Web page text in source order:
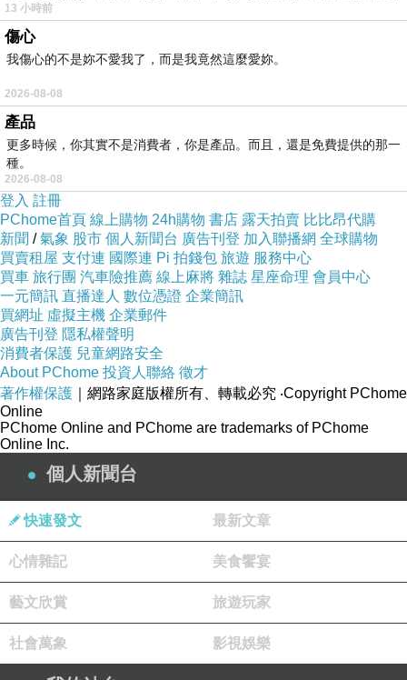
傑克，幸福總是來的這麼突然，但
年幼的傑克確診腦瘤，從原本良性到最後復發轉
為惡性腫瘤，做為父母的心路歷程，為了最後的
陪伴與治療意見分歧，至最終一起緬懷最愛的兒
子，如何從深淵一起爬起，努力站起來為自己也
為傑克活下去。
打動人心，那種椎心刺骨之痛，也只有經歷過才
知道，強調父親在家庭中的角色，陪伴孩子讀
書、玩樂、有空便帶著孩子到處走走，不再讓3C
產品當代理爸媽，凡事親力親為，畢竟孩子的童
年只有一次，無法重來，也因為只生一位，所以
父母將所有的愛都給予了他，但他突然的逝去，
讓雙親還沒做好準備將關愛收回，以至於往後幾
年都活在哀傷之中無法走出。
故事尾聲，描述痛失愛子後，除了反省還相
互指責，忘記對方與自己一樣痛苦，安娜堅強的
用忙碌與充實來淡化對稚子的思念，而羅伯卻過
著渾渾噩噩用酒買醉的生活，不一樣的處理方式
也令他們逐漸失去彼此...還好最終他們勇於面對
心中疙瘩，認錯與原諒使他們找回原本那份真摯
的愛情。
是部親情流露，卻無限感傷的小說，細膩的
描寫父母知道幼子即將離開人世的徬徨無助以及
看著他受到折磨而掩面痛哭，刻畫出父母與孩子
間不可抹殺的情感，表達對家人的愛要即時，孩
13 小時前
傷心
我傷心的不是妳不愛我了，而是我竟然這麼愛妳。
2026-08-08
產品
更多時候，你其實不是消費者，你是產品。而且，還是免費提供的那一
種。
2026-08-08
登入 註冊
PChome首頁 線上購物 24h購物 書店 露天拍賣 比比昂代購
新聞 /氣象 股市 個人新聞台 廣告刊登 加入聯播網 全球購物
買賣租屋 支付連 國際連 Pi 拍錢包 旅遊 服務中心
買車 旅行團 汽車險推薦 線上麻將 雜誌 星座命理 會員中心
一元簡訊 直播達人 數位憑證 企業簡訊
買網址 虛擬主機 企業郵件
廣告刊登 隱私權聲明
消費者保護 兒童網路安全
About PChome 投資人聯絡 徵才
著作權保護 ｜網路家庭版權所有、轉載必究 ‧Copyright PChome
Online
PChome Online and PChome are trademarks of PChome
Online Inc.
個人新聞台
快速發文 最新文章
心情雜記 美食饗宴
藝文欣賞 旅遊玩家
社會萬象 影視娛樂